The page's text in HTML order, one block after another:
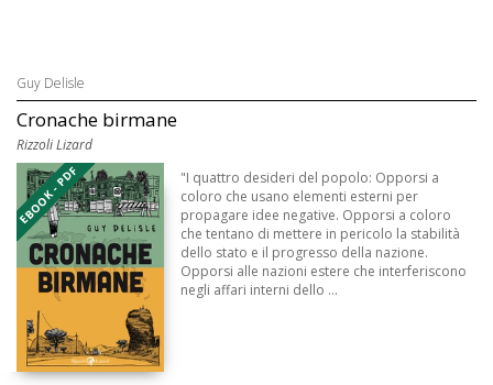
Guy Delisle
Cronache birmane
Rizzoli Lizard
EBOOK - PDF
"I quattro desideri del popolo: Opporsi a
coloro che usano elementi esterni per
propagare idee negative. Opporsi a coloro
che tentano di mettere in pericolo la stabilità
dello stato e il progresso della nazione.
Opporsi alle nazioni estere che interferiscono
negli affari interni dello ...